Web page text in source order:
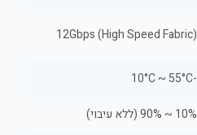
12Gbps (High Speed Fabric)
-10°C ~ 55°C
10% ~ 90% (ללא עיבוי)